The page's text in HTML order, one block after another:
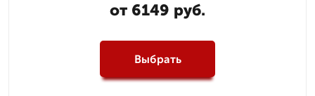
от 6149 руб.
Выбрать